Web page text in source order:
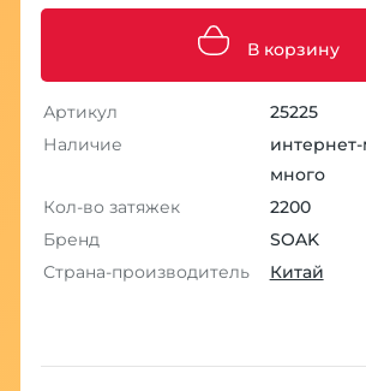
В корзину
Артикул
25225
Наличие
много
Кол-во затяжек
2200
Бренд
SOAK
Страна-производитель
Китай